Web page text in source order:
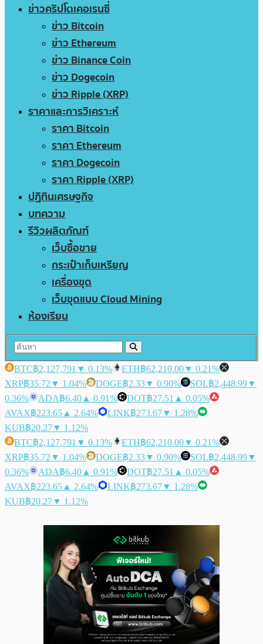
ข่าวคริปโตเคอเรนซี่
ข่าว Bitcoin
ข่าว Ethereum
ข่าว Binance Coin
ข่าว Dogecoin
ข่าว Ripple (XRP)
ราคาและการวิเคราะห์
ราคา Bitcoin
ราคา Ethereum
ราคา Dogecoin
ราคา Ripple (XRP)
ปฏิทินเศรษฐกิจ
บทความ
รีวิวผลิตภัณฑ์
เว็บซื้อขาย
กระเป๋าเก็บเหรียญ
เครื่องขุด
เว็บขุดแบบ Cloud Mining
ห้องเรียน
BTC฿2,127,791 ▼ 0.13% ETH฿62,210.00▼ 0.21%
XRP฿35.72 ▼ 1.04% DOGE฿2.33▼ 0.90% SOL฿2,448.99▼
0.36%
ADA฿6.40 ▲ 0.91% DOT฿27.51 ▲ 0.05%
AVAX฿223.65 ▲ 2.64% LINK฿273.67▼ 1.28%
KUB฿20.27▼ 1.12%
BTC฿2,127,791 ▼ 0.13% ETH฿62,210.00▼ 0.21%
XRP฿35.72 ▼ 1.04% DOGE฿2.33▼ 0.90% SOL฿2,448.99▼
0.36%
ADA฿6.40 ▲ 0.91% DOT฿27.51 ▲ 0.05%
AVAX฿223.65 ▲ 2.64% LINK฿273.67▼ 1.28%
KUB฿20.27▼ 1.12%